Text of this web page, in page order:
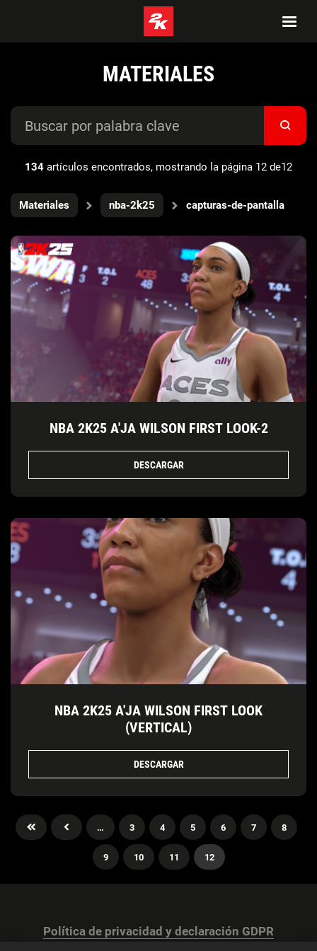
MATERIALES
134 artículos encontrados, mostrando la página 12 de12
Materiales nba-2k25 capturas-de-pantalla
NBA 2K25 A'JA WILSON FIRST LOOK-2
DESCARGAR
NBA 2K25 A'JA WILSON FIRST LOOK
(VERTICAL)
DESCARGAR
… 3 4 5 6 7 8
9 10 11 12
Política de privacidad y declaración GDPR